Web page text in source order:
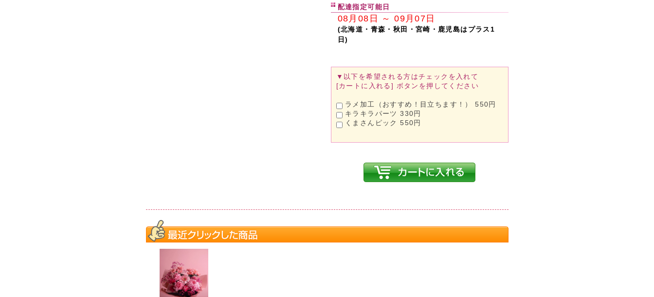
配達指定可能日
08月08日 ～ 09月07日
(北海道・青森・秋田・宮崎・鹿児島はプラス1
日)
▼以下を希望される方はチェックを入れて
[カートに入れる] ボタンを押してください
ラメ加工（おすすめ！目立ちます！） 550円
キラキラパーツ 330円
くまさんピック 550円